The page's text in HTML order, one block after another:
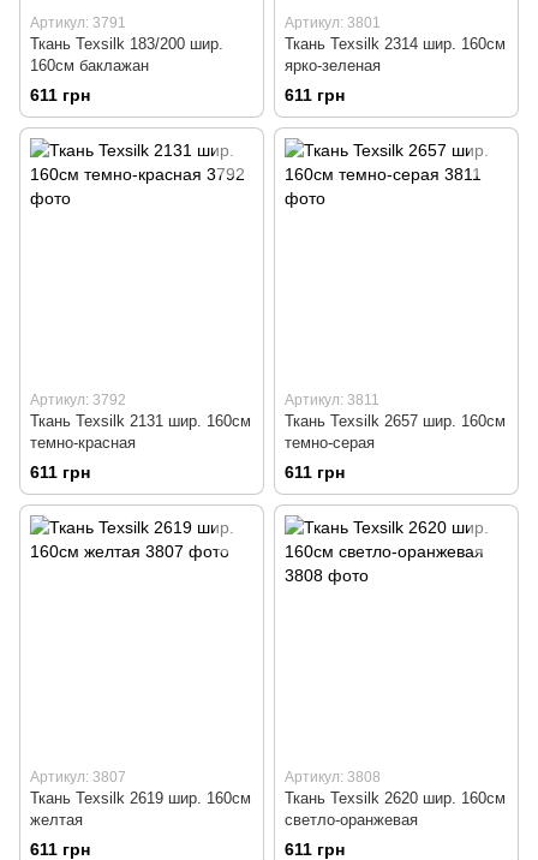
Артикул: 3791
Ткань Texsilk 183/200 шир.
160см баклажан
611 грн
Артикул: 3801
Ткань Texsilk 2314 шир. 160см
ярко-зеленая
611 грн
Артикул: 3792
Ткань Texsilk 2131 шир. 160см
темно-красная
611 грн
Артикул: 3811
Ткань Texsilk 2657 шир. 160см
темно-серая
611 грн
Артикул: 3807
Ткань Texsilk 2619 шир. 160см
желтая
611 грн
Артикул: 3808
Ткань Texsilk 2620 шир. 160см
светло-оранжевая
611 грн